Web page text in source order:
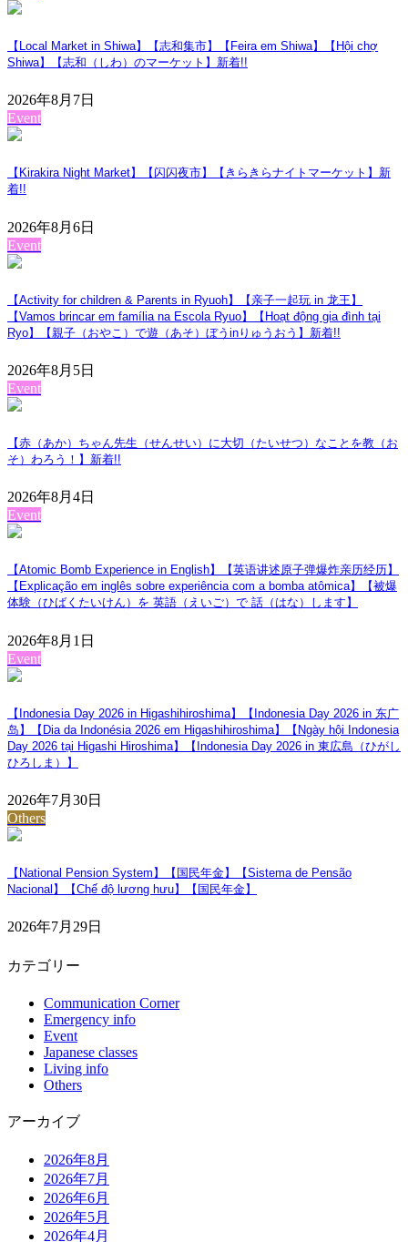
【Local Market in Shiwa】【志和集市】【Feira em Shiwa】【Hội chợ
Shiwa】【志和（しわ）のマーケット】 新着!!
2026年8月7日
Event
【Kirakira Night Market】【闪闪夜市】【きらきらナイトマーケット】 新
着!!
2026年8月6日
Event
【Activity for children & Parents in Ryuoh】【亲子一起玩 in 龙王】
【Vamos brincar em família na Escola Ryuo】【Hoạt động gia đình tại
Ryo】【親子（おやこ）で遊（あそ）ぼうinりゅうおう】 新着!!
2026年8月5日
Event
【赤（あか）ちゃん先生（せんせい）に大切（たいせつ）なことを教（お
そ）わろう！】 新着!!
2026年8月4日
Event
【Atomic Bomb Experience in English】【英语讲述原子弹爆炸亲历经历】
【Explicação em inglês sobre experiência com a bomba atômica】【被爆
体験（ひばくたいけん）を 英語（えいご）で 話（はな）します】
2026年8月1日
Event
【Indonesia Day 2026 in Higashihiroshima】【Indonesia Day 2026 in 东广
岛】【Dia da Indonésia 2026 em Higashihiroshima】【Ngày hội Indonesia
Day 2026 tại Higashi Hiroshima】【Indonesia Day 2026 in 東広島（ひがし
ひろしま）】
2026年7月30日
Others
【National Pension System】【国民年金】【Sistema de Pensão
Nacional】【Chế độ lương hưu】【国民年金】
2026年7月29日
カテゴリー
Communication Corner
Emergency info
Event
Japanese classes
Living info
Others
アーカイブ
2026年8月
2026年7月
2026年6月
2026年5月
2026年4月